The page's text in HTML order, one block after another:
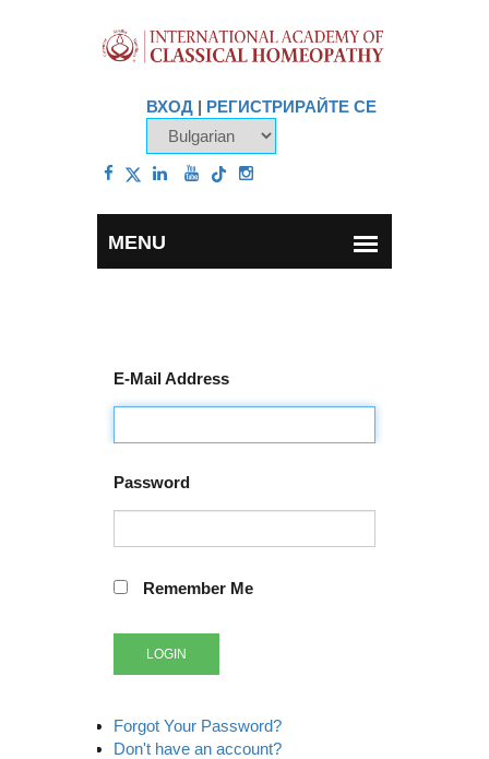
ВХОД | РЕГИСТРИРАЙТЕ СЕ
E-Mail Address
Password
Remember Me
LOGIN
Forgot Your Password?
Don't have an account?